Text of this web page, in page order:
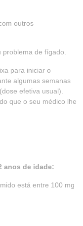
outros
de fígado.
para iniciar o
algumas semanas
efetiva usual).
que o seu médico lhe
anos de idade:
está entre 100 mg